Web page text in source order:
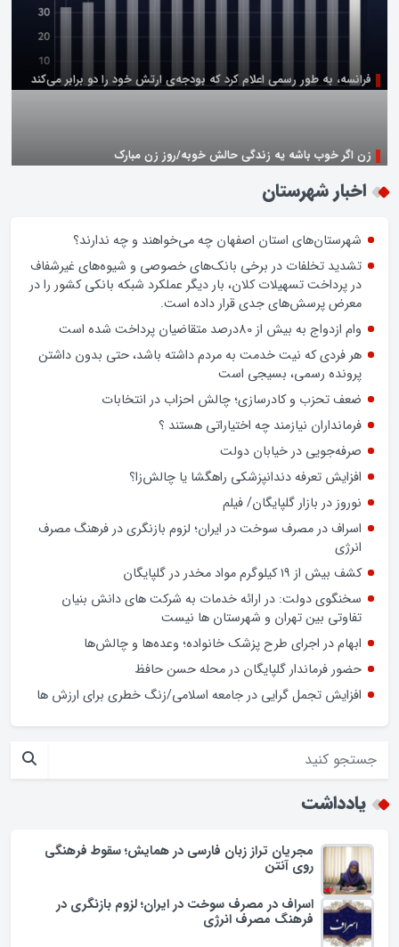
زن اگر خوب باشه یه زندگی حالش خوبه/روز زن مبارک
اخبار شهرستان
شهرستان‌های استان اصفهان چه می‌خواهند و چه ندارند؟
تشدید تخلفات در برخی بانک‌های خصوصی و شیوه‌های غیرشفاف
در پرداخت تسهیلات کلان، بار دیگر عملکرد شبکه بانکی کشور را در
معرض پرسش‌های جدی قرار داده است.
وام ازدواج به بیش از 80درصد متقاضیان پرداخت شده است
هر فردی که نیت خدمت به مردم داشته باشد، حتی بدون داشتن
پرونده رسمی، بسیجی است
ضعف تحزب و کادرسازی؛ چالش احزاب در انتخابات
فرمانداران نیازمند چه اختیاراتی هستند ؟
صرفه‌جویی در خیابان دولت
افزایش تعرفه دندانپزشکی راهگشا یا چالش‌زا؟
نوروز در بازار گلپایگان/ فیلم
اسراف در مصرف سوخت در ایران؛ لزوم بازنگری در فرهنگ مصرف
انرژی
کشف بیش از ۱۹ کیلوگرم مواد مخدر در گلپایگان
سخنگوی دولت: در ارائه خدمات به شرکت های دانش بنیان
تفاوتی بین تهران و شهرستان ها نیست
ابهام در اجرای طرح پزشک خانواده؛ وعده‌ها و چالش‌ها
حضور فرماندار گلپایگان در محله حسن حافظ
افزایش تجمل گرایی در جامعه اسلامی/زنگ خطری برای ارزش ها
یادداشت
مجریان تراز زبان فارسی در همایش؛ سقوط فرهنگی
روی آنتن
اسراف در مصرف سوخت در ایران؛ لزوم بازنگری در
فرهنگ مصرف انرژی